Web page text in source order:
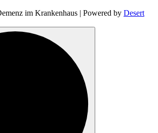
im Krankenhaus | Powered by Desert